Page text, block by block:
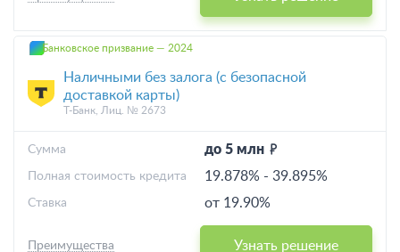
Банковское призвание — 2024
Наличными без залога (с безопасной
доставкой карты)
Т-Банк, Лиц. № 2673
до 5 млн
Cумма
19.878% - 39.895%
Полная стоимость кредита
от 19.90%
Ставка
Узнать решение
Преимущества